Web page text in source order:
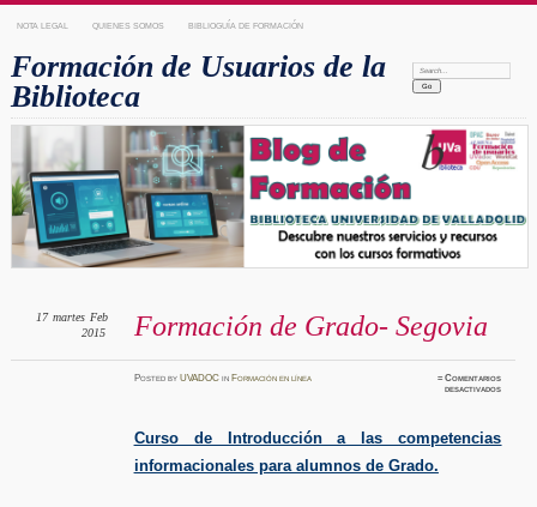
NOTA LEGAL QUIENES SOMOS BIBLIOGUÍA DE FORMACIÓN
Formación de Usuarios de la
Biblioteca
Search:
Formación de Grado- Segovia
17 martes Feb
2015
PostedbyUVADOC inFormación en línea ≈Comentarios
desactivadosen
Curso de Introducción a las competencias
informacionales para alumnos de Grado.